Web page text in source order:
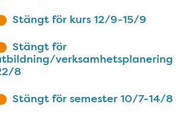
Stängt för kurs 12/9-15/9
Stängt för
verksamhetsplanering
8
Stängt för semester 10/7-14/8